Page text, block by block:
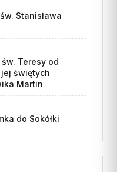
Stanisława
Teresy od
świętych
Martin
do Sokółki